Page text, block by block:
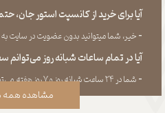
آیا برای خرید از کانسپت استور جان،
​​​​​​​- خیر، شما میتوانید بدون عضویت در سایت
آیا در تمام ساعات شبانه روز می‌توانم
​​​​​​​​​​​​​​- شما در ۲۴ ساعت شبانه روز و ۷ روز هفته می‌‏توانید سفارش خود را ثبت کنید.
مشاهده همه